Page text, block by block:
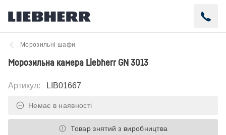
Морозильні шафи
Морозильна камера Liebherr GN 3013
Артикул: LIB01667
Немає в наявності
Товар знятий з виробництва